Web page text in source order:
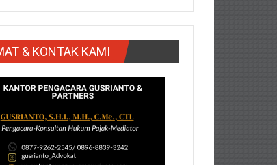
& KONTAK KAMI